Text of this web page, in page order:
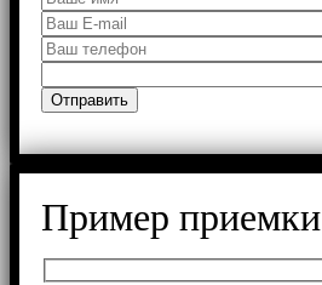
Пример приемки